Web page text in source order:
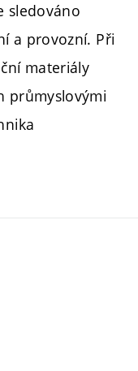
sledováno
a provozní. Při
materiály
průmyslovými